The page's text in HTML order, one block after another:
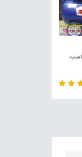
کمپرسور 50 لیتری 2 اسب